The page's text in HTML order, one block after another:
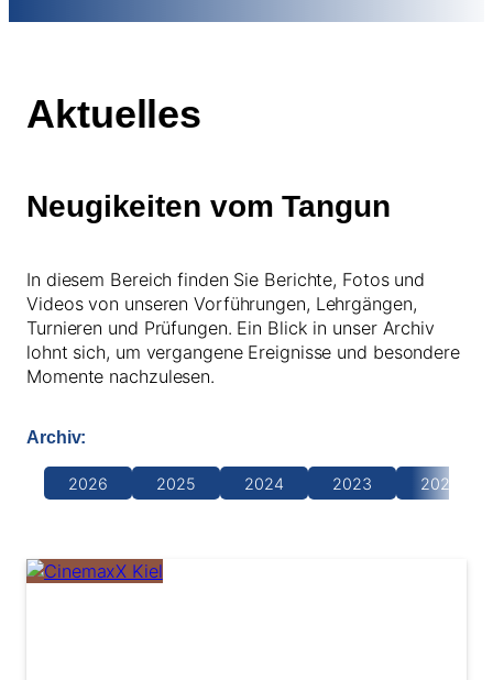
Aktuelles
Neugikeiten vom Tangun
In diesem Bereich finden Sie Berichte, Fotos und
Videos von unseren Vorführungen, Lehrgängen,
Turnieren und Prüfungen. Ein Blick in unser Archiv
lohnt sich, um vergangene Ereignisse und besondere
Momente nachzulesen.
Archiv:
2026 2025 2024 2023 2022